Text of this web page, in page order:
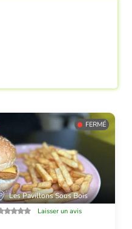
FERMÉ
Les Pavillons Sous Bois
Laisser un avis